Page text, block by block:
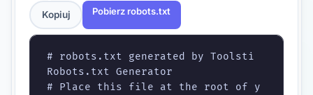
Kopiuj Pobierz robots.txt
# robots.txt generated by Toolsti
Robots.txt Generator
# Place this file at the root of y